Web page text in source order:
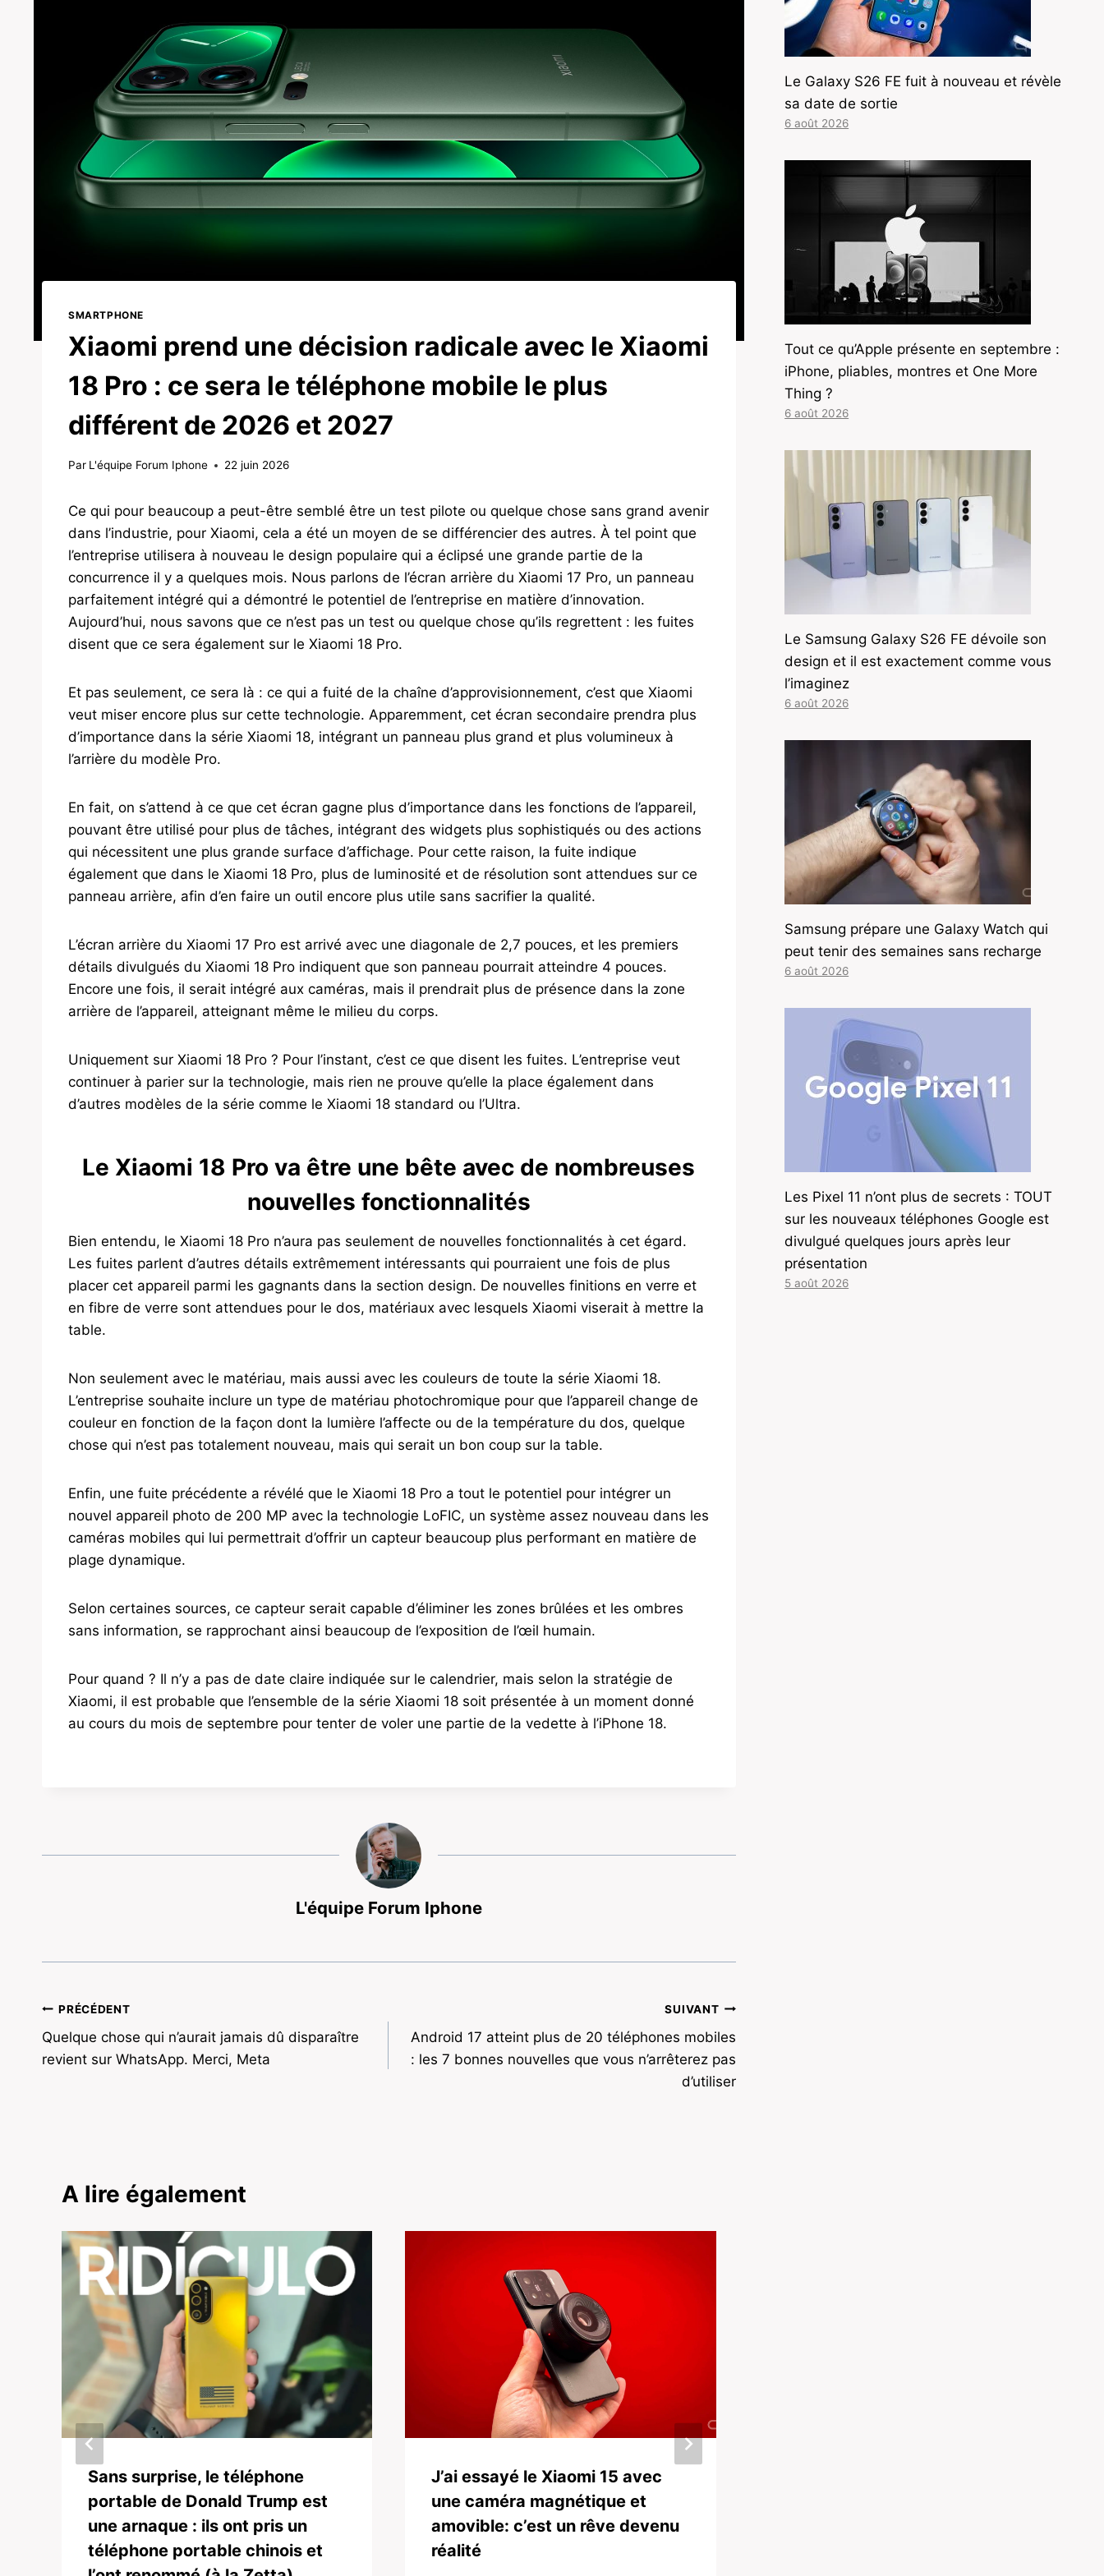
SMARTPHONE
Xiaomi prend une décision radicale avec le Xiaomi
18 Pro : ce sera le téléphone mobile le plus
différent de 2026 et 2027
Par L'équipe Forum Iphone 22 juin 2026
Ce qui pour beaucoup a peut-être semblé être un test pilote ou quelque chose sans grand avenir
dans l’industrie, pour Xiaomi, cela a été un moyen de se différencier des autres. À tel point que
l’entreprise utilisera à nouveau le design populaire qui a éclipsé une grande partie de la
concurrence il y a quelques mois. Nous parlons de l’écran arrière du Xiaomi 17 Pro, un panneau
parfaitement intégré qui a démontré le potentiel de l’entreprise en matière d’innovation.
Aujourd’hui, nous savons que ce n’est pas un test ou quelque chose qu’ils regrettent : les fuites
disent que ce sera également sur le Xiaomi 18 Pro.
Et pas seulement, ce sera là : ce qui a fuité de la chaîne d’approvisionnement, c’est que Xiaomi
veut miser encore plus sur cette technologie. Apparemment, cet écran secondaire prendra plus
d’importance dans la série Xiaomi 18, intégrant un panneau plus grand et plus volumineux à
l’arrière du modèle Pro.
En fait, on s’attend à ce que cet écran gagne plus d’importance dans les fonctions de l’appareil,
pouvant être utilisé pour plus de tâches, intégrant des widgets plus sophistiqués ou des actions
qui nécessitent une plus grande surface d’affichage. Pour cette raison, la fuite indique
également que dans le Xiaomi 18 Pro, plus de luminosité et de résolution sont attendues sur ce
panneau arrière, afin d’en faire un outil encore plus utile sans sacrifier la qualité.
L’écran arrière du Xiaomi 17 Pro est arrivé avec une diagonale de 2,7 pouces, et les premiers
détails divulgués du Xiaomi 18 Pro indiquent que son panneau pourrait atteindre 4 pouces.
Encore une fois, il serait intégré aux caméras, mais il prendrait plus de présence dans la zone
arrière de l’appareil, atteignant même le milieu du corps.
Uniquement sur Xiaomi 18 Pro ? Pour l’instant, c’est ce que disent les fuites. L’entreprise veut
continuer à parier sur la technologie, mais rien ne prouve qu’elle la place également dans
d’autres modèles de la série comme le Xiaomi 18 standard ou l’Ultra.
Le Xiaomi 18 Pro va être une bête avec de nombreuses
nouvelles fonctionnalités
Bien entendu, le Xiaomi 18 Pro n’aura pas seulement de nouvelles fonctionnalités à cet égard.
Les fuites parlent d’autres détails extrêmement intéressants qui pourraient une fois de plus
placer cet appareil parmi les gagnants dans la section design. De nouvelles finitions en verre et
en fibre de verre sont attendues pour le dos, matériaux avec lesquels Xiaomi viserait à mettre la
table.
Non seulement avec le matériau, mais aussi avec les couleurs de toute la série Xiaomi 18.
L’entreprise souhaite inclure un type de matériau photochromique pour que l’appareil change de
couleur en fonction de la façon dont la lumière l’affecte ou de la température du dos, quelque
chose qui n’est pas totalement nouveau, mais qui serait un bon coup sur la table.
Enfin, une fuite précédente a révélé que le Xiaomi 18 Pro a tout le potentiel pour intégrer un
nouvel appareil photo de 200 MP avec la technologie LoFIC, un système assez nouveau dans les
caméras mobiles qui lui permettrait d’offrir un capteur beaucoup plus performant en matière de
plage dynamique.
Selon certaines sources, ce capteur serait capable d’éliminer les zones brûlées et les ombres
sans information, se rapprochant ainsi beaucoup de l’exposition de l’œil humain.
Pour quand ? Il n’y a pas de date claire indiquée sur le calendrier, mais selon la stratégie de
Xiaomi, il est probable que l’ensemble de la série Xiaomi 18 soit présentée à un moment donné
au cours du mois de septembre pour tenter de voler une partie de la vedette à l’iPhone 18.
L'équipe Forum Iphone
Navigation
de
PRÉCÉDENT
Quelque chose qui n’aurait jamais dû disparaître
revient sur WhatsApp. Merci, Meta
SUIVANT
Android 17 atteint plus de 20 téléphones mobiles
: les 7 bonnes nouvelles que vous n’arrêterez pas
d’utiliser
A lire également
Sans surprise, le téléphone
portable de Donald Trump est
une arnaque : ils ont pris un
téléphone portable chinois et
J’ai essayé le Xiaomi 15 avec
une caméra magnétique et
amovible: c’est un rêve devenu
réalité
Le Galaxy S26 FE fuit à nouveau et révèle
sa date de sortie
6 août 2026
Tout ce qu’Apple présente en septembre :
iPhone, pliables, montres et One More
Thing ?
6 août 2026
Le Samsung Galaxy S26 FE dévoile son
design et il est exactement comme vous
l’imaginez
6 août 2026
Samsung prépare une Galaxy Watch qui
peut tenir des semaines sans recharge
6 août 2026
Les Pixel 11 n’ont plus de secrets : TOUT
sur les nouveaux téléphones Google est
divulgué quelques jours après leur
présentation
5 août 2026